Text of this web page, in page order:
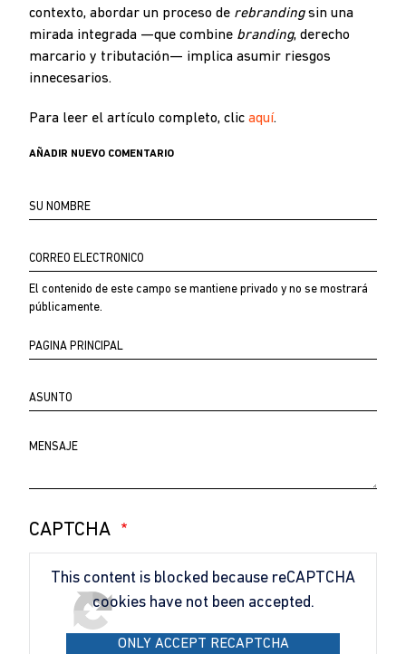
contexto, abordar un proceso de rebrandingsin una
mirada integrada —que combine branding, derecho
marcario y tributación— implica asumir riesgos
innecesarios.
Para leer el artículo completo, clic aquí.
AÑADIR NUEVO COMENTARIO
Su
Correo
El contenido de este campo se mantiene privado y no se mostrará
públicamente.
Página
Asunto
Comentario
CAPTCHA
This content is blocked because reCAPTCHA
cookies have not been accepted.
ONLY ACCEPT RECAPTCHA